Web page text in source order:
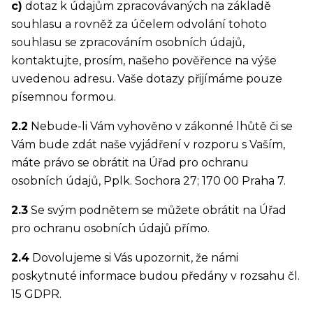
c) dotaz k údajům zpracovávaných na základě
souhlasu a rovněž za účelem odvolání tohoto
souhlasu se zpracováním osobních údajů,
kontaktujte, prosím, našeho pověřence na výše
uvedenou adresu. Vaše dotazy přijímáme pouze
písemnou formou.
2.2 Nebude-li Vám vyhověno v zákonné lhůtě či se
Vám bude zdát naše vyjádření v rozporu s Vaším,
máte právo se obrátit na Úřad pro ochranu
osobních údajů, Pplk. Sochora 27; 170 00 Praha 7.
2.3 Se svým podnětem se můžete obrátit na Úřad
pro ochranu osobních údajů přímo.
2.4 Dovolujeme si Vás upozornit, že námi
poskytnuté informace budou předány v rozsahu čl.
15 GDPR.